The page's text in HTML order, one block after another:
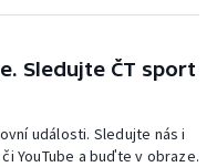
Sledujte ČT sport
události. Sledujte nás i
YouTube a buďte v obraze.